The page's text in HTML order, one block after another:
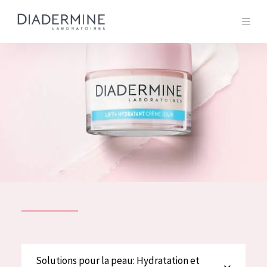
SOLUTIONS POUR LA PEAU
TOUS LES PRODUIT
Tous les Produit
Conseils Beauté
Solutions pour la peau: Hydratation et